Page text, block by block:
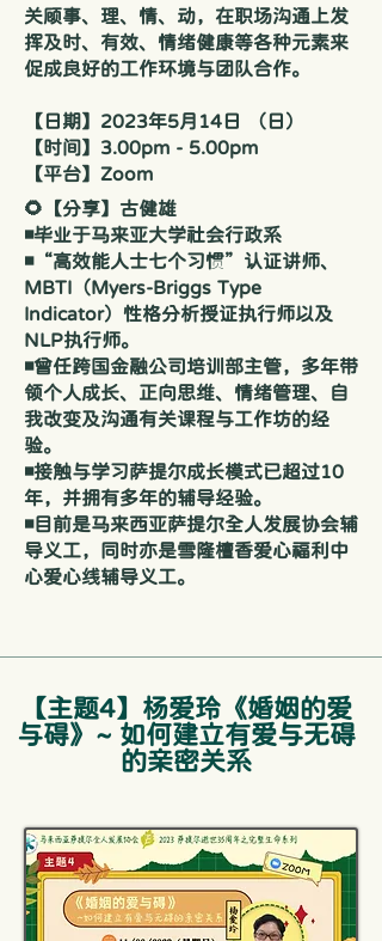
关顾事、理、情、动，在职场沟通上发
挥及时、有效、情绪健康等各种元素来
促成良好的工作环境与团队合作。
【日期】2023年5月14日 （日）
【时间】3.00pm - 5.00pm
【平台】Zoom
🌻【分享】古健雄
◾毕业于马来亚大学社会行政系
◾“高效能人士七个习惯”认证讲师、
MBTI（Myers-Briggs Type
Indicator）性格分析授证执行师以及
NLP执行师。
◾曾任跨国金融公司培训部主管，多年带
领个人成长、正向思维、情绪管理、自
我改变及沟通有关课程与工作坊的经
验。
◾接触与学习萨提尔成长模式已超过10
年，并拥有多年的辅导经验。
◾目前是马来西亚萨提尔全人发展协会辅
导义工，同时亦是雪隆檀香爱心福利中
心爱心线辅导义工。
【主题4】杨爱玲《婚姻的爱
与碍》~ 如何建立有爱与无碍
的亲密关系